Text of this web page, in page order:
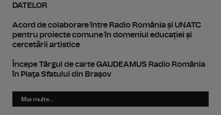
DATELOR
Acord de colaborare între Radio România și UNATC
pentru proiecte comune în domeniul educației și
cercetării artistice
Începe Târgul de carte GAUDEAMUS Radio România
în Piaţa Sfatului din Braşov
Mai multe...